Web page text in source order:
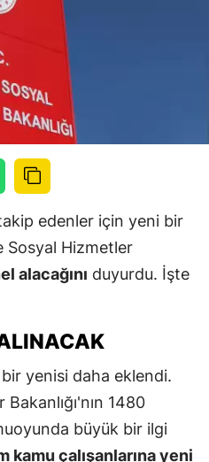
takip edenler için yeni bir
Sosyal Hizmetler
alacağını duyurdu. İşte
bir yenisi daha eklendi.
1480
büyük bir ilgi
kamu çalışanlarına yeni